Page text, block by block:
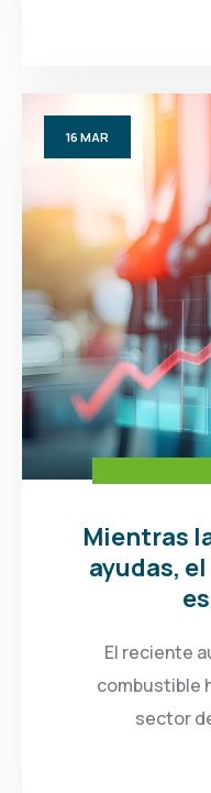
16 MAR
Mientras
ayudas,
El reciente
combustible
sector